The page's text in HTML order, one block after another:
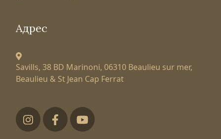
Адрес
Savills, 38 BD Marinoni, 06310 Beaulieu sur mer,
Beaulieu & St Jean Cap Ferrat